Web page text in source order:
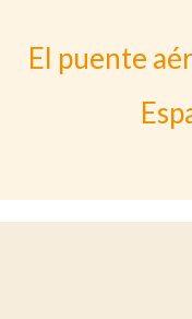
El puente